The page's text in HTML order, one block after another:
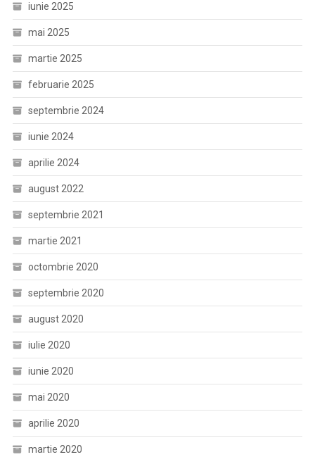
iunie 2025
mai 2025
martie 2025
februarie 2025
septembrie 2024
iunie 2024
aprilie 2024
august 2022
septembrie 2021
martie 2021
octombrie 2020
septembrie 2020
august 2020
iulie 2020
iunie 2020
mai 2020
aprilie 2020
martie 2020